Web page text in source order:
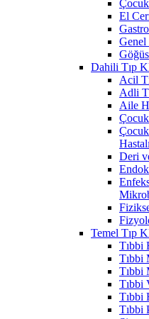
El
Genel
Dahili Tıp
Acil
Adli
Aile
Deri
Temel Tıp
Tıbbi
Tıbbi
Tıbbi
Tıbbi
Tıbbi
Tıbbi